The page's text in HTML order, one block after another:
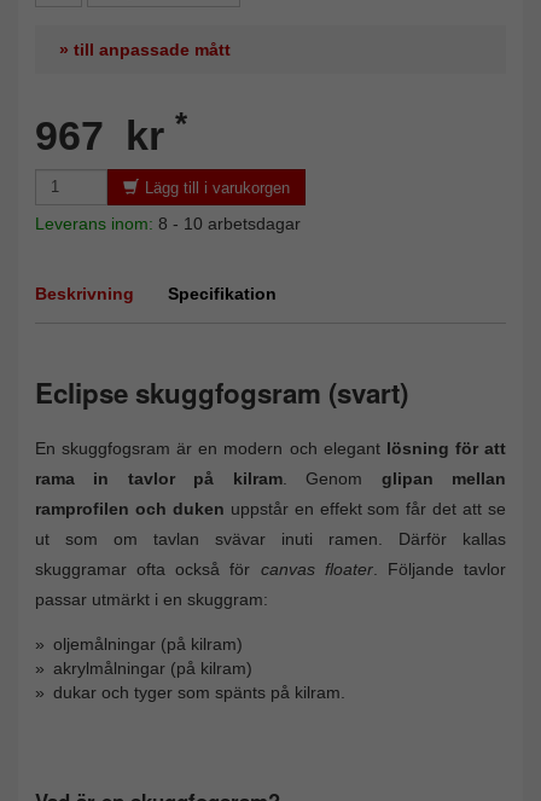
» till anpassade mått
967 kr *
Lägg till i varukorgen
Leverans inom: 8 - 10 arbetsdagar
Beskrivning Specifikation
Eclipse skuggfogsram (svart)
En skuggfogsram är en modern och elegant lösning för att
rama in tavlor på kilram. Genom glipan mellan
ramprofilen och duken uppstår en effekt som får det att se
ut som om tavlan svävar inuti ramen. Därför kallas
skuggramar ofta också för canvas floater. Följande tavlor
passar utmärkt i en skuggram:
oljemålningar (på kilram)
akrylmålningar (på kilram)
dukar och tyger som spänts på kilram.